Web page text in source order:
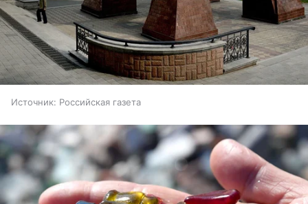
Источник: Российская газета